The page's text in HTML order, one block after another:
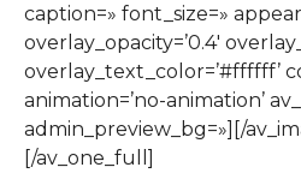
caption=» font_size=»
overlay_opacity=’0.4′
overlay_text_color=’#ffffff’
animation=’no-animation’
admin_preview_bg=»][/
[/av_one_full]